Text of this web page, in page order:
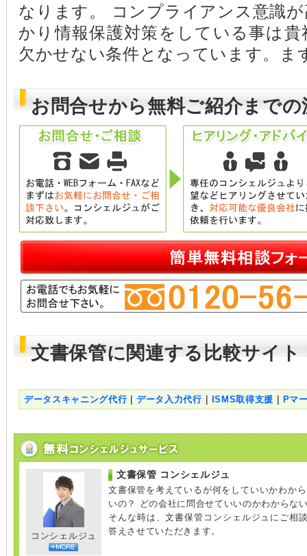
なります。 コンプライアンス意識
かり情報保護対策をしている事は
欠かせない条件となっています。ま
お問合せから無料ご紹介までの
文書保管に関連する比較サイト
データスキャニング代行 ｜データ入力代行 ISMS取得支援 Pマ
コンシェルジュ
文書保管 コンシェルジュ
文書保管を考えているが何をしていいかわか
いの？ どの会社に問合せていいのかわからな
そんな時は、文書保管コンシェルジュにご相
答えさせていただきます。